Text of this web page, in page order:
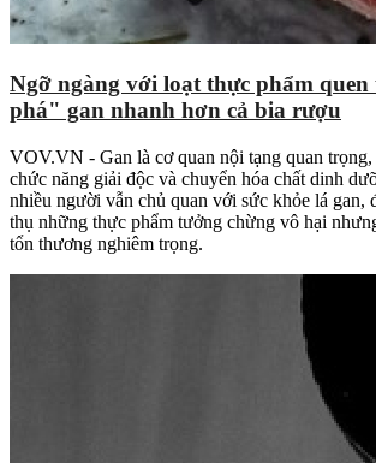
Ngỡ ngàng với loạt thực phẩm
phá" gan nhanh hơn cả bia rượu
VOV.VN - Gan là cơ quan nội tạng quan trọng,
chức năng giải độc và chuyển hóa chất dinh
nhiều người vẫn chủ quan với sức khỏe lá gan,
thụ những thực phẩm tưởng chừng vô hại
tổn thương nghiêm trọng.